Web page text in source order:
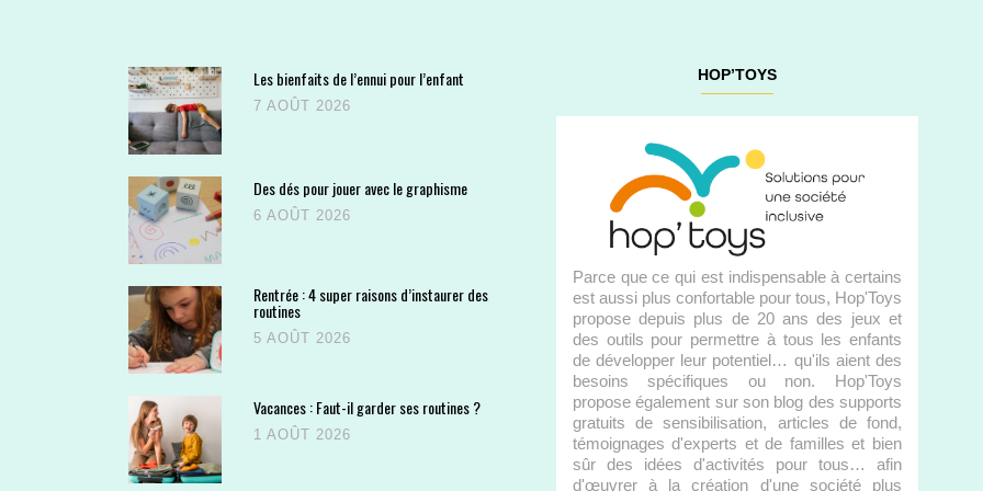
Les bienfaits de l’ennui pour l’enfant
7 AOÛT 2026
Des dés pour jouer avec le graphisme
6 AOÛT 2026
Rentrée : 4 super raisons d’instaurer des
routines
5 AOÛT 2026
Vacances : Faut-il garder ses routines ?
1 AOÛT 2026
HOP’TOYS
Parce que ce qui est indispensable à certains
est aussi plus confortable pour tous, Hop'Toys
propose depuis plus de 20 ans des jeux et
des outils pour permettre à tous les enfants
de développer leur potentiel… qu'ils aient des
besoins spécifiques ou non. Hop'Toys
propose également sur son blog des supports
gratuits de sensibilisation, articles de fond,
témoignages d'experts et de familles et bien
sûr des idées d'activités pour tous… afin
d'œuvrer à la création d'une société plus